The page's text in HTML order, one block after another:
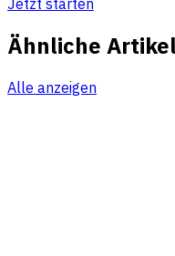
Ähnliche Artikel
Alle anzeigen